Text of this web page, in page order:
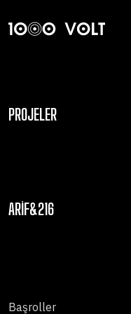
PROJELER
ARIF&216
Başroller